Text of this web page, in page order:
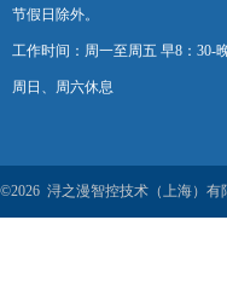
节假日除外。
工作时间：周一至周五 早8：30-
周日、周六休息
©2026 浔之漫智控技术（上海）有